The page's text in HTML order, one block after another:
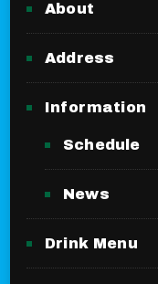
About
Address
Information
Schedule
News
Drink Menu